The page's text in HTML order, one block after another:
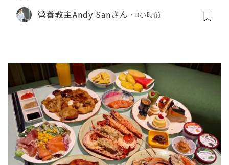
營養教主Andy Sanさん 3小時前